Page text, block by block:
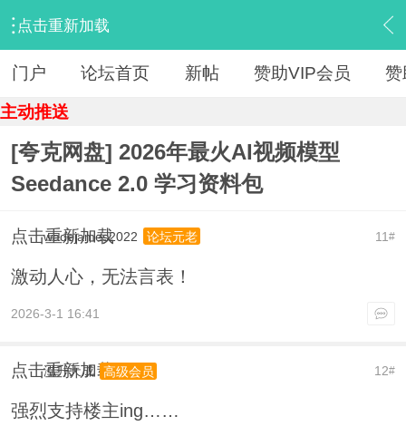
点击重新加载
› 【 资源区 】 › 『资源杂烩』 › 内容
门户 论坛首页 新帖 赞助VIP会员 赞
主动推送
[夸克网盘] 2026年最火AI视频模型
Seedance 2.0 学习资料包
点击重新加载 11#
wadejames2022 论坛元老
激动人心，无法言表！
2026-3-1 16:41
点击重新加载 12#
泓升天成 高级会员
强烈支持楼主ing……